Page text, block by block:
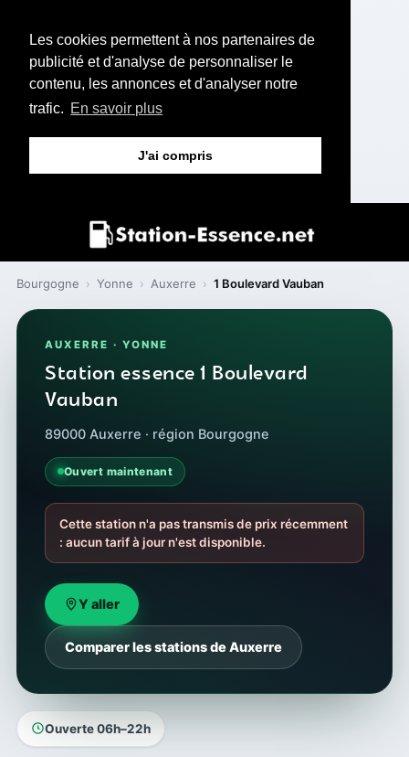
Les cookies permettent à nos partenaires de
publicité et d'analyse de personnaliser le
contenu, les annonces et d'analyser notre
trafic. En savoir plus
J'ai compris
Bourgogne › Yonne › Auxerre › 1 Boulevard Vauban
AUXERRE · YONNE
Station essence 1 Boulevard
Vauban
89000 Auxerre · région Bourgogne
Ouvert maintenant
Cette station n'a pas transmis de prix récemment
: aucun tarif à jour n'est disponible.
Y aller
Comparer les stations de Auxerre
Ouverte 06h–22h